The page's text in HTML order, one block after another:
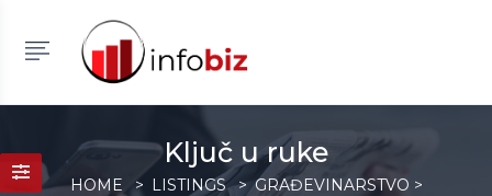
Ključ u ruke
HOME LISTINGS GRAĐEVINARSTVO >